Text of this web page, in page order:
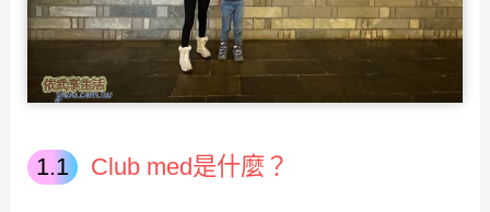
Club med是什麼？